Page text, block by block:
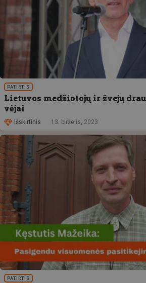
PATIRTIS
Lietuvos medžiotojų ir žvejų
vėjai
Išskirtinis 13. birželis, 2023
PATIRTIS